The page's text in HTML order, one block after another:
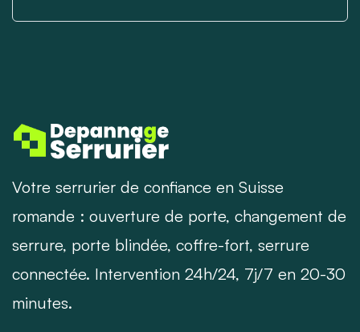
Votre serrurier de confiance en Suisse
romande : ouverture de porte, changement de
serrure, porte blindée, coffre-fort, serrure
connectée. Intervention 24h/24, 7j/7 en 20-30
minutes.